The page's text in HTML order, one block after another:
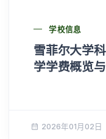
学校信息
雪菲尔大学
学学费概览
2026年01月02日